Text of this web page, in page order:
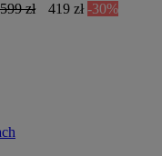
599 zł 419 zł -30%